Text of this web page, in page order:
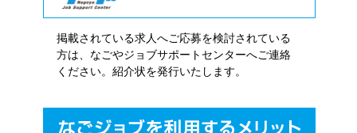
掲載されている求人へご応募を検討されている
方は、なごやジョブサポートセンターへご連絡
ください。紹介状を発行いたします。